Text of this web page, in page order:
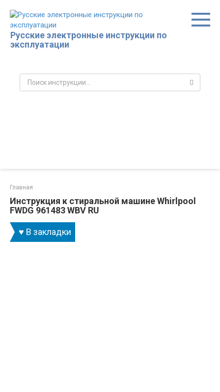
контенту
Русские электронные инструкции по
эксплуатации
Поиск:
Главная
Инструкция к стиральной машине Whirlpool
FWDG 961483 WBV RU
♥ В закладки